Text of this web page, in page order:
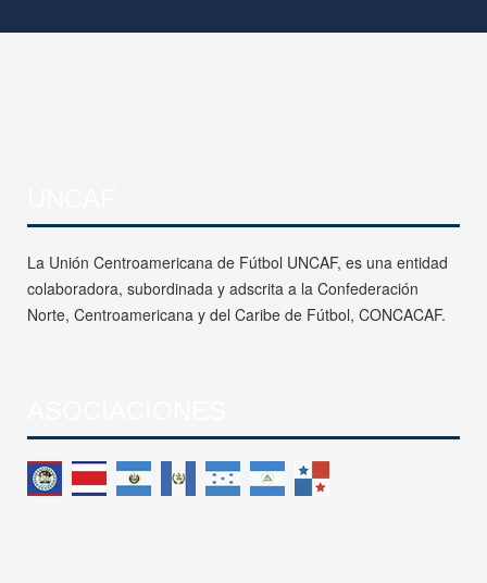
La Unión Centroamericana de Fútbol UNCAF, es una entidad
colaboradora, subordinada y adscrita a la Confederación
Norte, Centroamericana y del Caribe de Fútbol, CONCACAF.